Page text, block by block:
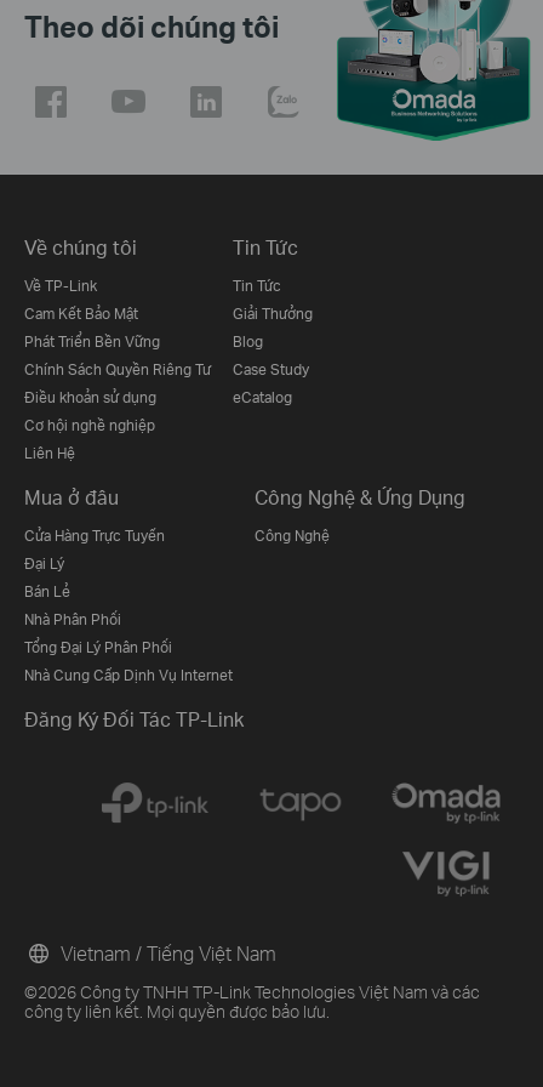
Theo dõi chúng tôi
Về chúng tôi
Về TP-Link
Cam Kết Bảo Mật
Phát Triển Bền Vững
Chính Sách Quyền Riêng Tư
Điều khoản sử dụng
Cơ hội nghề nghiệp
Liên Hệ
Tin Tức
Tin Tức
Giải Thưởng
Blog
Case Study
eCatalog
Mua ở đâu
Cửa Hàng Trực Tuyến
Đại Lý
Bán Lẻ
Nhà Phân Phối
Tổng Đại Lý Phân Phối
Nhà Cung Cấp Dịnh Vụ Internet
Công Nghệ & Ứng Dụng
Công Nghệ
Đăng Ký Đối Tác TP-Link
©2026 Công ty TNHH TP-Link Technologies Việt Nam và các
công ty liên kết. Mọi quyền được bảo lưu.
Vietnam / Tiếng Việt Nam